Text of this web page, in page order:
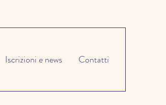
Iscrizioni e news Contatti